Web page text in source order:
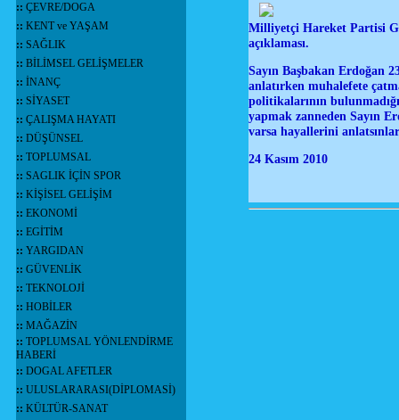
:: ÇEVRE/DOGA
:: KENT ve YAŞAM
:: SAĞLIK
:: BİLİMSEL GELİŞMELER
:: İNANÇ
:: SİYASET
:: ÇALIŞMA HAYATI
:: DÜŞÜNSEL
:: TOPLUMSAL
:: SAGLIK İÇİN SPOR
:: KİŞİSEL GELİŞİM
:: EKONOMİ
:: EGİTİM
:: YARGIDAN
:: GÜVENLİK
:: TEKNOLOJİ
:: HOBİLER
:: MAĞAZİN
:: TOPLUMSAL YÖNLENDİRME
HABERİ
:: DOGAL AFETLER
:: ULUSLARARASI(DİPLOMASİ)
:: KÜLTÜR-SANAT
Milliyetçi Hareket Partisi
açıklaması.
Sayın Başbakan Erdoğan
anlatırken muhalefete
politikalarının
yapmak zanneden Sayın
varsa hayallerini
24 Kasım 2010